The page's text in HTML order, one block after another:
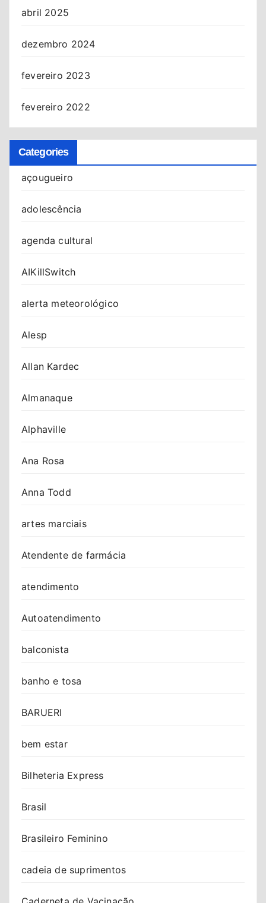
abril 2025
dezembro 2024
fevereiro 2023
fevereiro 2022
Categories
açougueiro
adolescência
agenda cultural
AIKillSwitch
alerta meteorológico
Alesp
Allan Kardec
Almanaque
Alphaville
Ana Rosa
Anna Todd
artes marciais
Atendente de farmácia
atendimento
Autoatendimento
balconista
banho e tosa
BARUERI
bem estar
Bilheteria Express
Brasil
Brasileiro Feminino
cadeia de suprimentos